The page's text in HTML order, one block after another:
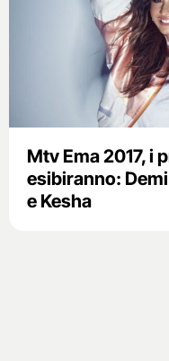
Mtv Ema 2017, i
esibiranno:
e Kesha